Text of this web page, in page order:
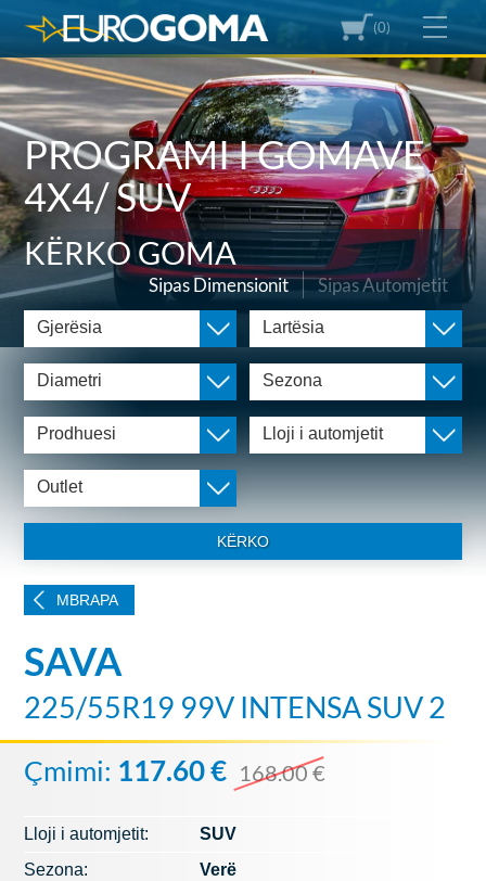
(0)
PROGRAMI I GOMAVE
4X4/ SUV
KËRKO GOMA
Sipas Dimensionit Sipas Automjetit
Gjerësia Lartësia
Diametri Sezona
Prodhuesi Lloji i automjetit
Outlet
KËRKO
MBRAPA
SAVA
225/55R19 99V INTENSA SUV 2
Çmimi: 117.60 € 168.00 €
Lloji i automjetit:
SUV
Sezona:
Verë